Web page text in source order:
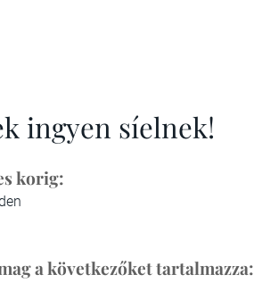
ingyen síelnek!
korig:
a következőket tartalmazza: